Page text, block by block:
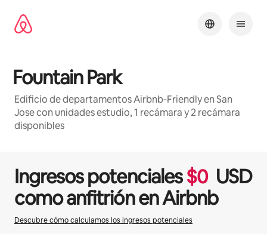
contenido
Fountain Park
Edificio de departamentos Airbnb-Friendly en San
Jose con unidades estudio, 1 recámara y 2 recámara
disponibles
Ingresos potenciales$0 USD
como anfitrión en Airbnb
Descubre cómo calculamos los ingresos potenciales